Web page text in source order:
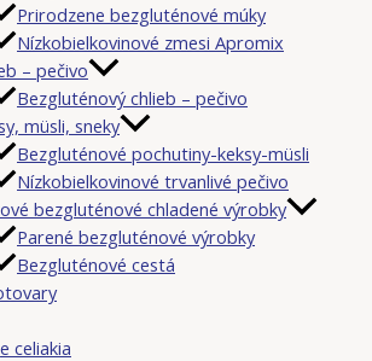
Prirodzene bezgluténové múky
Nízkobielkovinové zmesi Apromix
– pečivo
Bezgluténový chlieb – pečivo
müsli, sneky
Bezgluténové pochutiny-keksy-müsli
Nízkobielkovinové trvanlivé pečivo
bezgluténové chladené výrobky
Parené bezgluténové výrobky
Bezgluténové cestá
celiakia